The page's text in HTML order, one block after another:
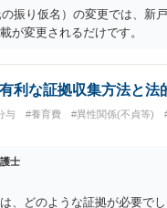
振り仮名）の変更では、新
が変更されるだけです。
利な証拠収集方法と法
与 #養育費 #異性関係(不貞等)
士
、どのような証拠が必要で